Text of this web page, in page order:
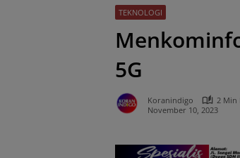
TEKNOLOGI
5G
Koranindigo
2 Min
November 10, 2023